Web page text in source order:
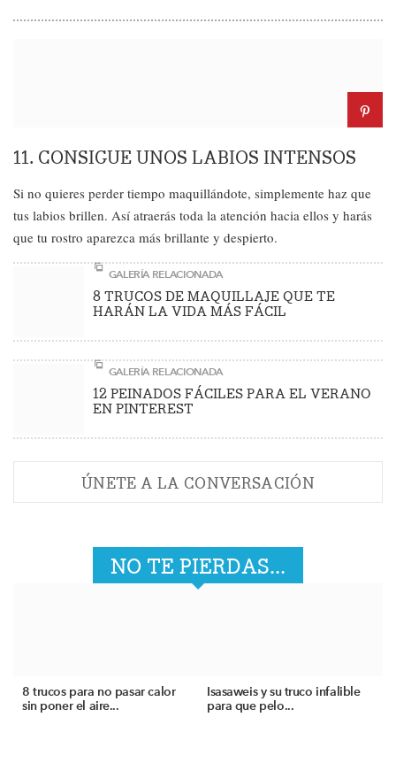
11. CONSIGUE UNOS LABIOS INTENSOS
Si no quieres perder tiempo maquillándote, simplemente haz que
tus labios brillen. Así atraerás toda la atención hacia ellos y harás
que tu rostro aparezca más brillante y despierto.
GALERÍA RELACIONADA
8 TRUCOS DE MAQUILLAJE QUE TE
HARÁN LA VIDA MÁS FÁCIL
GALERÍA RELACIONADA
12 PEINADOS FÁCILES PARA EL VERANO
EN PINTEREST
ÚNETE A LA CONVERSACIÓN
NO TE PIERDAS...
8 trucos para no pasar calor
sin poner el aire...
Isasaweis y su truco infalible
para que pelo...